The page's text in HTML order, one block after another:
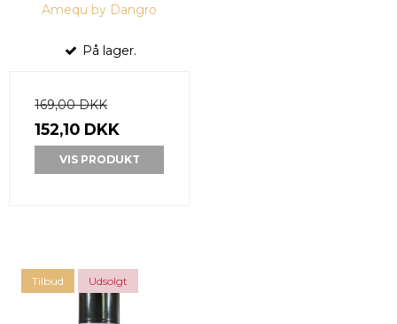
Amequ by Dangro
På lager.
169,00 DKK
152,10 DKK
VIS PRODUKT
Tilbud Udsolgt